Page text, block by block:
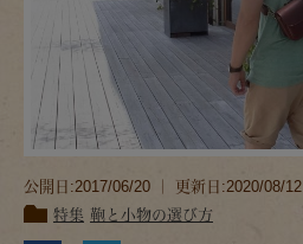
公開日:2017/06/20 ｜ 更新日:2020/08/12
特集 鞄と小物の選び方